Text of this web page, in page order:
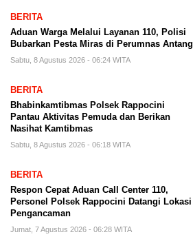
BERITA
Aduan Warga Melalui Layanan 110, Polisi
Bubarkan Pesta Miras di Perumnas Antang
Sabtu, 8 Agustus 2026 - 06:24 WITA
BERITA
Bhabinkamtibmas Polsek Rappocini
Pantau Aktivitas Pemuda dan Berikan
Nasihat Kamtibmas
Sabtu, 8 Agustus 2026 - 06:18 WITA
BERITA
Respon Cepat Aduan Call Center 110,
Personel Polsek Rappocini Datangi Lokasi
Pengancaman
Jumat, 7 Agustus 2026 - 06:28 WITA